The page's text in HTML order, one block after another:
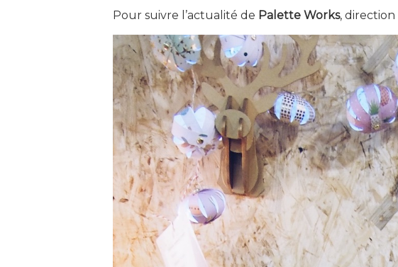
Pour suivre l’actualité de Palette Works, direction